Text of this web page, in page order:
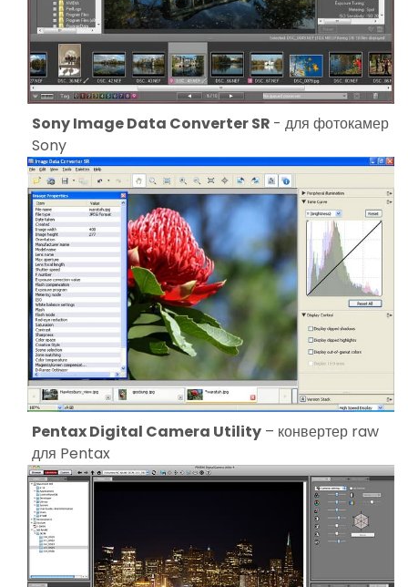
Sony Image Data Converter SR - для фотокамер
Sony
Pentax Digital Camera Utility – конвертер raw
для Pentax